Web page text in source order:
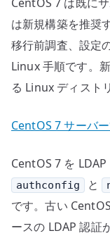
の
は新規構築を推奨
移行前調査、設定
Linux 手順です。
る Linux ディスト
CentOS 7 サーバ
CentOS 7 を LDAP
authconfig と
です。古い
ースの LDAP 認証